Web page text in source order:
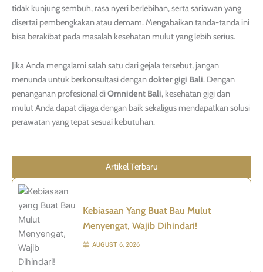
tidak kunjung sembuh, rasa nyeri berlebihan, serta sariawan yang
disertai pembengkakan atau demam. Mengabaikan tanda-tanda ini
bisa berakibat pada masalah kesehatan mulut yang lebih serius.
Jika Anda mengalami salah satu dari gejala tersebut, jangan
menunda untuk berkonsultasi dengandokter gigi Bali. Dengan
penanganan profesional di Omnident Bali, kesehatan gigi dan
mulut Anda dapat dijaga dengan baik sekaligus mendapatkan solusi
perawatan yang tepat sesuai kebutuhan.
Artikel Terbaru
Kebiasaan Yang Buat Bau Mulut
Menyengat, Wajib Dihindari!
AUGUST 6, 2026